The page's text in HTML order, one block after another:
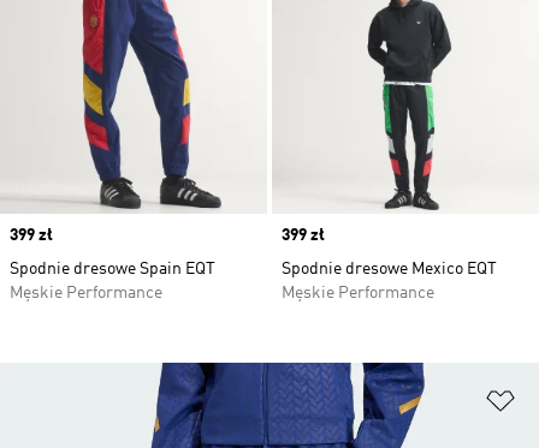
Price
399 zł
Spodnie dresowe Spain EQT
Męskie Performance
Price
399 zł
Spodnie dresowe Mexico EQT
Męskie Performance